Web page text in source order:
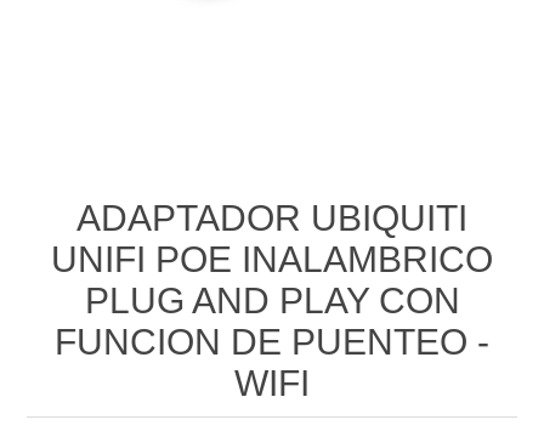
ADAPTADOR UBIQUITI
UNIFI POE INALAMBRICO
PLUG AND PLAY CON
FUNCION DE PUENTEO -
WIFI